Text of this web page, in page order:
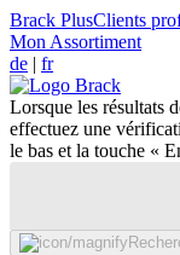
Brack PlusClients
Mon Assortiment
de | fr
Lorsque les résultats
effectuez une
le bas et la touche «